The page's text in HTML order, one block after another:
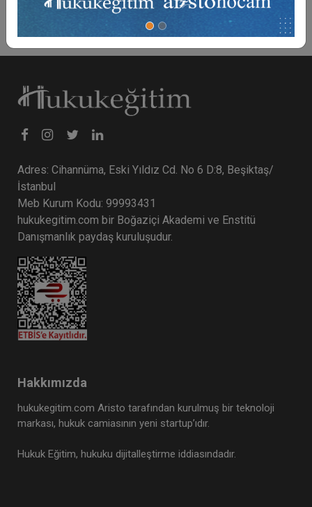
Adres: Cihannüma, Eski Yıldız Cd. No 6 D:8, Beşiktaş/
İstanbul
Meb Kurum Kodu: 99993431
hukukegitim.com bir Boğaziçi Akademi ve Enstitü
Danışmanlık paydaş kuruluşudur.
Hakkımızda
hukukegitim.com Aristo tarafından kurulmuş bir teknoloji
markası, hukuk camiasının yeni startup’ıdır.
Hukuk Eğitim, hukuku dijitalleştirme iddiasındadır.